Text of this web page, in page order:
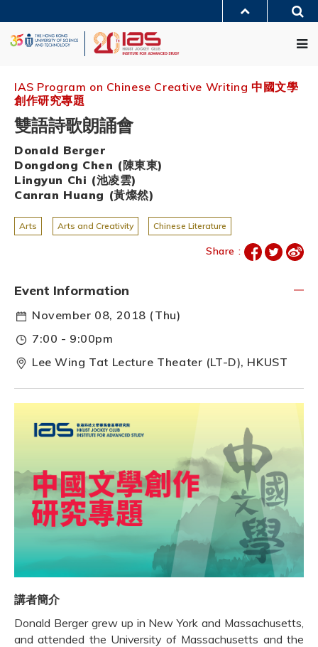
content
UNIVERSITY NEWS
LIFE@HKUST
IAS Program on Chinese Creative Writing 中國文學
創作研究專題
雙語詩歌朗誦會
Donald Berger
Dongdong Chen (陳東東)
Lingyun Chi (池凌雲)
Canran Huang (黃燦然)
Arts Arts and Creativity Chinese Literature
Share :
講者簡介
Donald Berger grew up in New York and Massachusetts,
and attended the University of Massachusetts and the
Event Information
November 08, 2018 (Thu)
7:00 - 9:00pm
Lee Wing Tat Lecture Theater (LT-D), HKUST